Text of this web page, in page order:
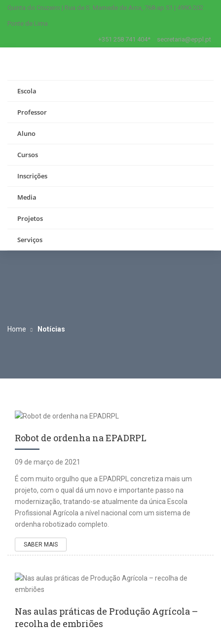
Quinta do Cruzeiro | Rua de S. Mamede de Arca, 768-ap 51 | 4990-202
Ponte de Lima
+351 258 741 404* secretaria@eppl.pt
Escola
Professor
Aluno
Cursos
Inscrições
Media
Projetos
Serviços
Home Notícias
Robot de ordenha na EPADRPL
09 de março de 2021
É com muito orgulho que a EPADRPL concretiza mais um
projeto, com o qual dá um novo e importante passo na
modernização, tratando-se atualmente da única Escola
Profissional Agrícola a nível nacional com um sistema de
ordenha robotizado completo.
SABER MAIS
Nas aulas práticas de Produção Agrícola –
recolha de embriões